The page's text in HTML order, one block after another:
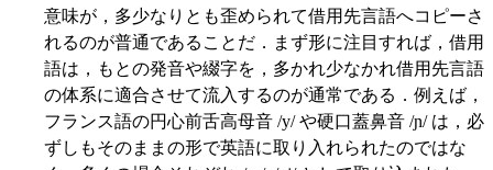
意味が，多少なりとも歪められて借用先言語へコピーさ
れるのが普通であることだ．まず形に注目すれば，借用
語は，もとの発音や綴字を，多かれ少なかれ借用先言語
の体系に適合させて流入するのが通常である．例えば，
フランス語の円心前舌高母音 /y/ や硬口蓋鼻音 /ɲ/ は，必
ずしもそのままの形で英語に取り入れられたのではな